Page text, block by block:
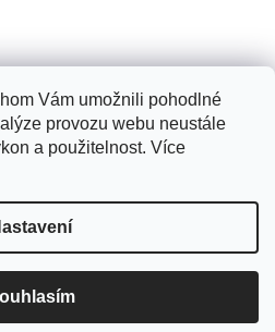
Vám umožnili pohodlné
provozu webu neustále
a použitelnost. Více